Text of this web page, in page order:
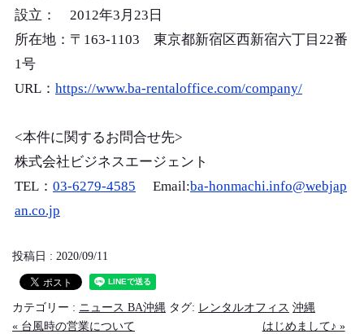
設立： 2012年3月23日
所在地：〒163-1103 東京都新宿区西新宿六丁目22番
1号
URL： https://www.ba-rentaloffice.com/company/
<本件に関するお問合せ先>
株式会社ビジネスエージェント
TEL： 03-6279-4585 Email:ba-honmachi.info@webjap
an.co.jp
投稿日 : 2020/09/11
カテゴリー : ニュース BA沖縄 タグ: レンタルオフィス 沖縄
« 台風時の営業について
はじめまして♪ »